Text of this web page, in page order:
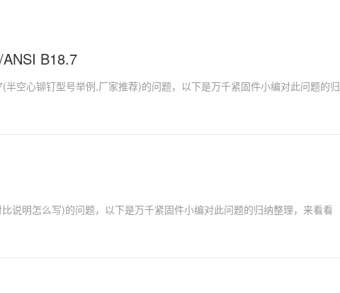
B18.7
半空心铆钉型号举例,厂家推荐)的问题，以下是万千紧固件小编对此问题的归
说明怎么写)的问题，以下是万千紧固件小编对此问题的归纳整理，来看看